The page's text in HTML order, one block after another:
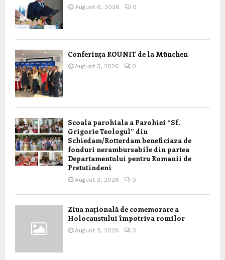
August 6, 2026 0
Conferința ROUNIT de la München
August 3, 2026 0
Scoala parohiala a Parohiei “Sf.
Grigorie Teologul” din
Schiedam/Rotterdam beneficiaza de
fonduri nerambursabile din partea
Departamentului pentru Romanii de
Pretutindeni
August 3, 2026 0
Ziua națională de comemorare a
Holocaustului împotriva romilor
August 2, 2026 0